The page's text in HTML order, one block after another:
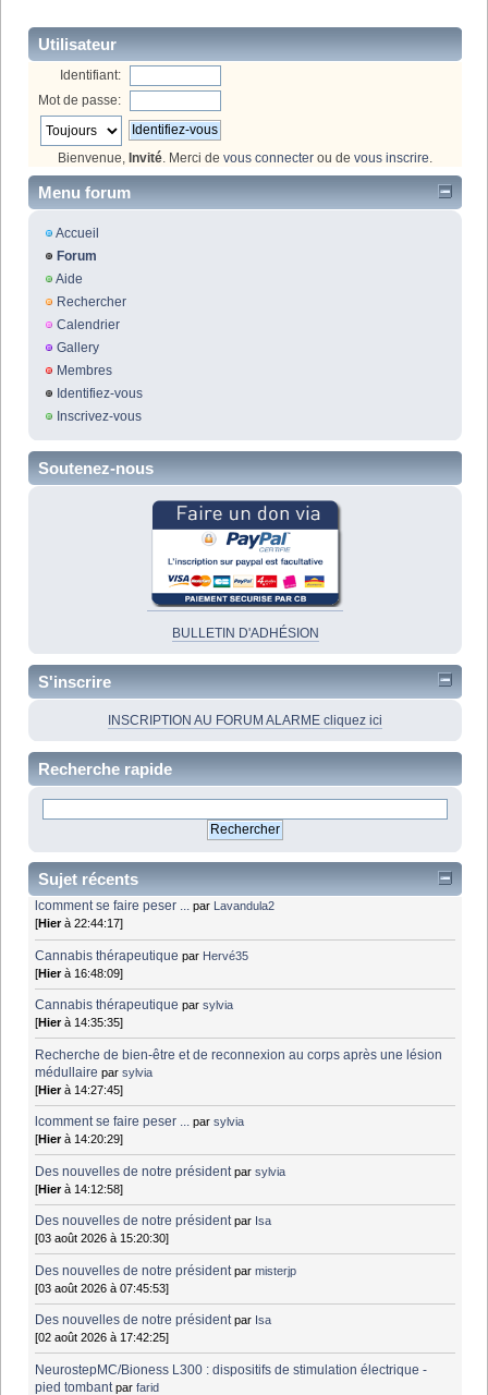
Utilisateur
Identifiant:
Mot de passe:
Bienvenue, Invité . Merci de vous connecter ou de vous inscrire
Menu forum
Accueil
Forum
Aide
Rechercher
Calendrier
Gallery
Membres
Identifiez-vous
Inscrivez-vous
Soutenez-nous
BULLETIN D'ADHÉSION
S'inscrire
INSCRIPTION AU FORUM ALARME cliquez ici
Recherche rapide
Sujet récents
lcomment se faire peser ... par
Lavandula2
[Hierà 22:44:17]
Cannabis thérapeutique par Hervé35
[Hierà 16:48:09]
Cannabis thérapeutique parsylvia
[Hierà 14:35:35]
Recherche de bien-être et de reconnexion au corps après une lésion
médullaire parsylvia
[Hierà 14:27:45]
lcomment se faire peser ... parsylvia
[Hierà 14:20:29]
Des nouvelles de notre président parsylvia
[Hierà 14:12:58]
Des nouvelles de notre président par Isa
[03 août 2026 à 15:20:30]
Des nouvelles de notre président parmisterjp
[03 août 2026 à 07:45:53]
Des nouvelles de notre président par Isa
[02 août 2026 à 17:42:25]
NeurostepMC/Bioness L300 : dispositifs de stimulation électrique -
pied tombant parfarid